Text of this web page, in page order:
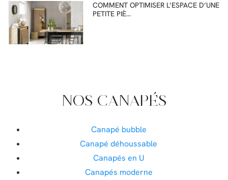
COMMENT OPTIMISER L’ESPACE D’UNE
PETITE PIÈ…
NOS CANAPÉS
Canapé bubble
Canapé déhoussable
Canapés en U
Canapés moderne